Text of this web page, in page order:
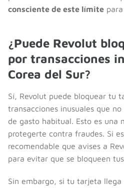
consciente de este límite
¿Puede Revolut
por transacciones
Corea del Sur?
Sí, Revolut puede bloquear tu
transacciones inusuales que
de gasto habitual. Esto es una
protegerte contra fraudes. Si
recomendable que avises a
para evitar que se bloqueen
Sin embargo, si tu tarjeta llega